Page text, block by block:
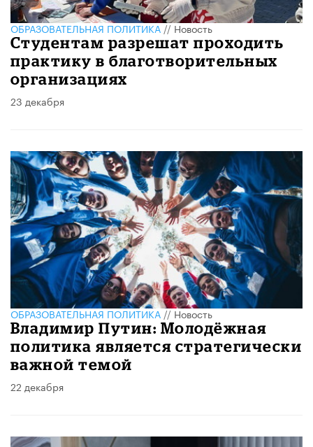
ОБРАЗОВАТЕЛЬНАЯ ПОЛИТИКА//Новость
Студентам разрешат проходить
практику в благотворительных
организациях
23 декабря
ОБРАЗОВАТЕЛЬНАЯ ПОЛИТИКА//Новость
Владимир Путин: Молодёжная
политика является стратегически
важной темой
22 декабря